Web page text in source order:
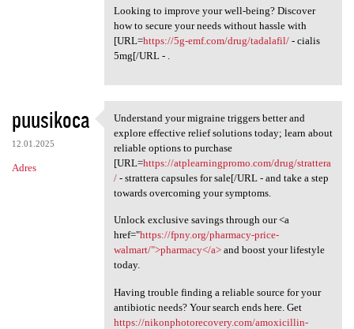
Looking to improve your well-being? Discover
how to secure your needs without hassle with
[URL=https://5g-emf.com/drug/tadalafil/- cialis
5mg[/URL - .
puusikoca
12.01.2025
Adres
Understand your migraine
Understand your migraine triggers better and
explore effective relief solutions today; learn about
reliable options to purchase
[URL=https://atplearningpromo.com/drug/strattera
/- strattera capsules for sale[/URL - and take a step
towards overcoming your symptoms.
Unlock exclusive savings through our <a
href="https://fpny.org/pharmacy-price-
walmart/">pharmacy</a>and boost your lifestyle
today.
Having trouble finding a reliable source for your
antibiotic needs? Your search ends here. Get
https://nikonphotorecovery.com/amoxicillin-